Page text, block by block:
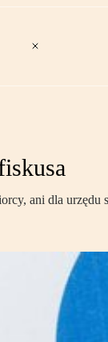
ani dla urzędu